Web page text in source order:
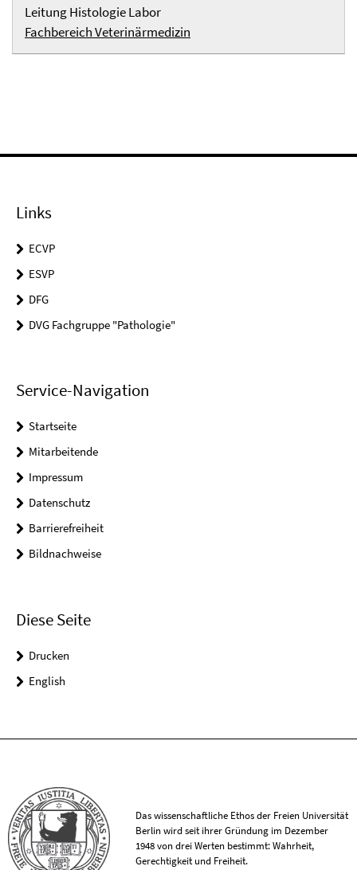
Leitung Histologie Labor
Fachbereich Veterinärmedizin
Links
ECVP
ESVP
DFG
DVG Fachgruppe "Pathologie"
Service-Navigation
Startseite
Mitarbeitende
Impressum
Datenschutz
Barrierefreiheit
Bildnachweise
Diese Seite
Drucken
English
Das wissenschaftliche Ethos der Freien Universität
Berlin wird seit ihrer Gründung im Dezember
1948 von drei Werten bestimmt: Wahrheit,
Gerechtigkeit und Freiheit.